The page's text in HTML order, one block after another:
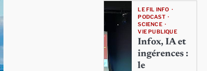
LE FIL INFO
PODCAST
SCIENCE
VIE PUBLIQUE
Infox, IA et
ingérences :
le